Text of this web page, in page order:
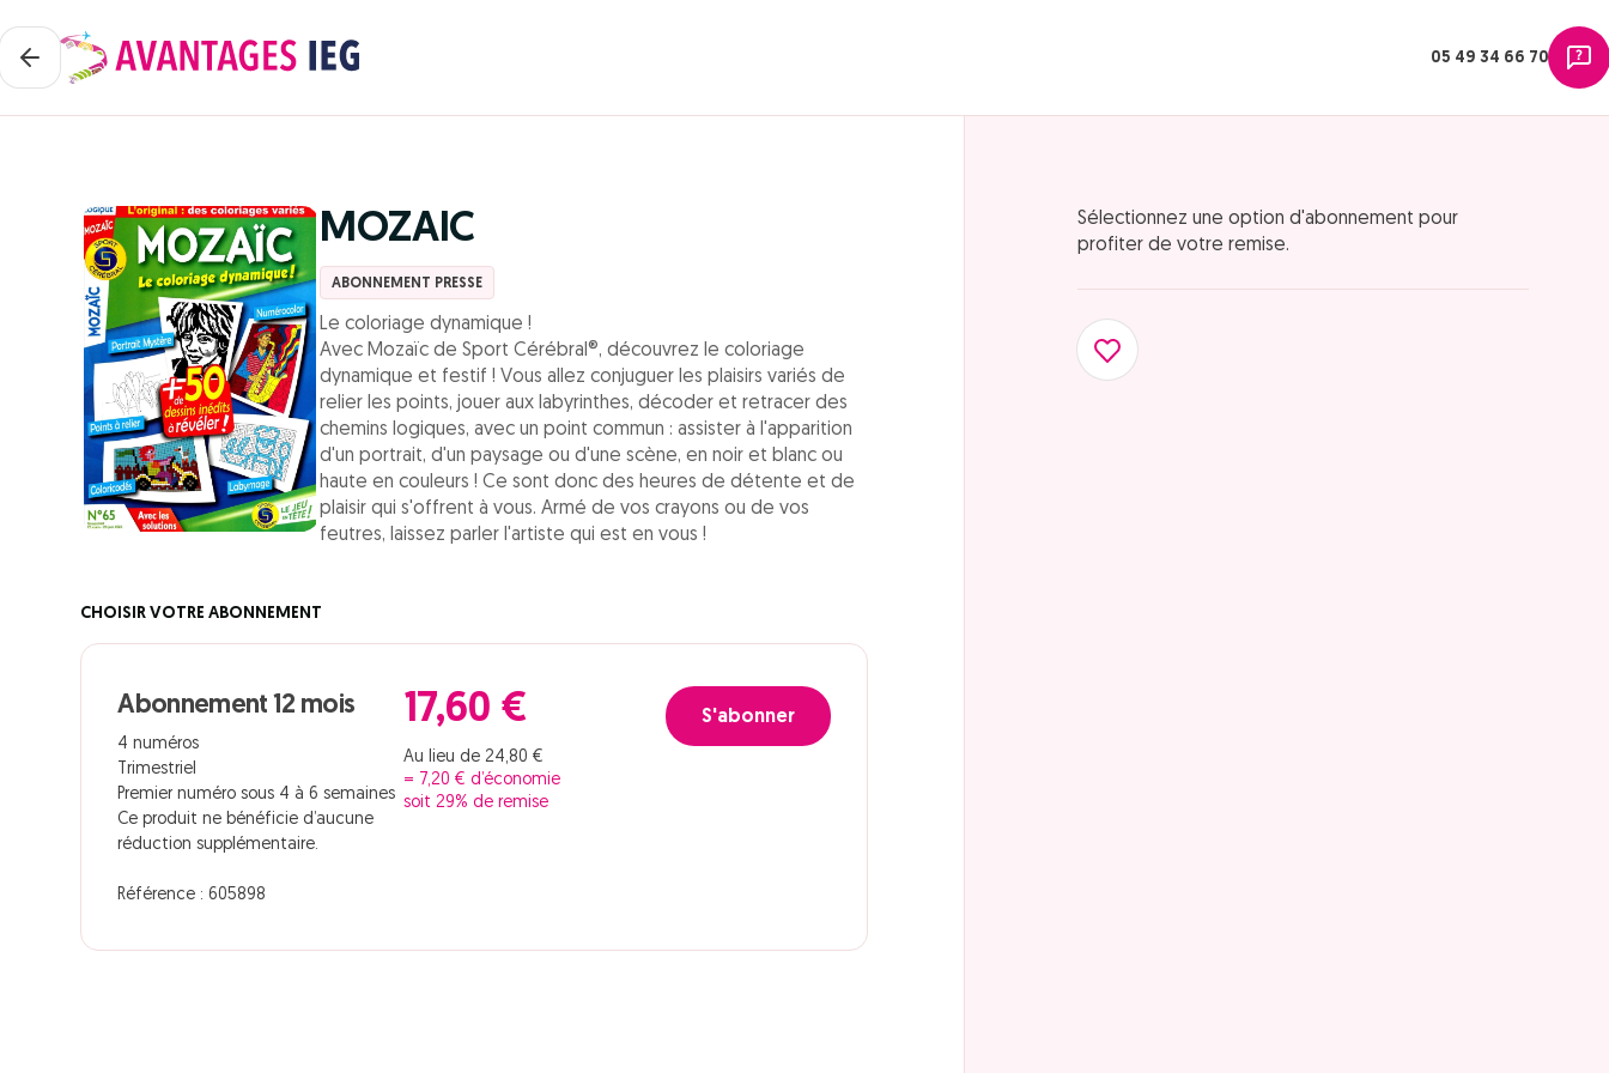
05 49 34 66 70
MOZAIC
ABONNEMENT PRESSE
Le coloriage dynamique !
Avec Mozaïc de Sport Cérébral®, découvrez le coloriage
dynamique et festif ! Vous allez conjuguer les plaisirs variés de
relier les points, jouer aux labyrinthes, décoder et retracer des
chemins logiques, avec un point commun : assister à l'apparition
d'un portrait, d'un paysage ou d'une scène, en noir et blanc ou
haute en couleurs ! Ce sont donc des heures de détente et de
plaisir qui s'offrent à vous. Armé de vos crayons ou de vos
feutres, laissez parler l'artiste qui est en vous !
CHOISIR VOTRE ABONNEMENT
Abonnement 12 mois
4 numéros
Trimestriel
Premier numéro sous 4 à 6 semaines
Ce produit ne bénéficie d’aucune
réduction supplémentaire.
Référence : 605898
17,60 €
Au lieu de 24,80 €
= 7,20 € d’économie
soit 29% de remise
S'abonner
Sélectionnez une option d'abonnement pour
profiter de votre remise.